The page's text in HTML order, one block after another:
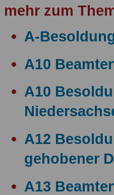
mehr zum
A-
A10
A10
A12
gehobener
A13